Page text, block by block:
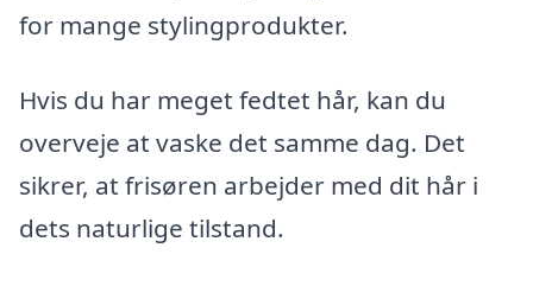
for mange stylingprodukter.
Hvis du har meget fedtet hår, kan du
overveje at vaske det samme dag. Det
sikrer, at frisøren arbejder med dit hår i
dets naturlige tilstand.